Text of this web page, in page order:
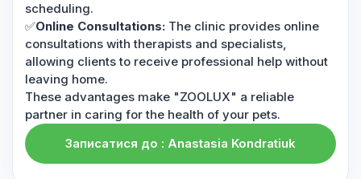
scheduling.
✅Online Consultations: The clinic provides online
consultations with therapists and specialists,
allowing clients to receive professional help without
leaving home.
These advantages make "ZOOLUX" a reliable
partner in caring for the health of your pets.
Записатися до : Anastasia Kondratiuk